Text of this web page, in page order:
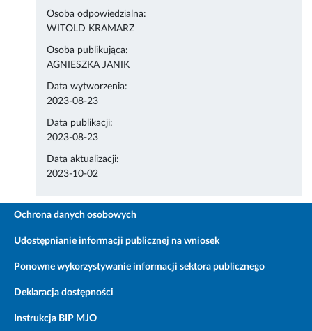
Osoba odpowiedzialna:
WITOLD KRAMARZ
Osoba publikująca:
AGNIESZKA JANIK
Data wytworzenia:
2023-08-23
Data publikacji:
2023-08-23
Data aktualizacji:
2023-10-02
Ochrona danych osobowych
Udostępnianie informacji publicznej na wniosek
Ponowne wykorzystywanie informacji sektora publicznego
Deklaracja dostępności
Instrukcja BIP MJO